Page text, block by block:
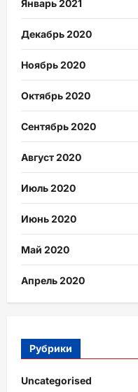
Январь 2021
Декабрь 2020
Ноябрь 2020
Октябрь 2020
Сентябрь 2020
Август 2020
Июль 2020
Июнь 2020
Май 2020
Апрель 2020
Рубрики
Uncategorised